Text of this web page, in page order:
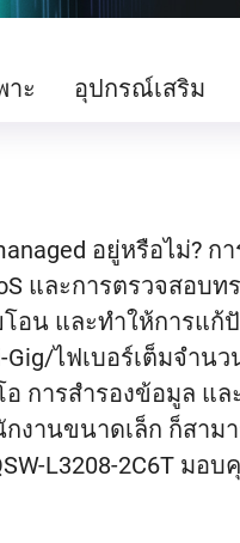
าะ อุปกรณ์เสริม
อยู่หรือไม่? ก
และการตรวจส
อน และทำให้การแก้
Gig/ไฟเบอร์เต็มจำ
การสำรองข้อมูล แ
งานขนาดเล็ก ก็สา
L3208-2C6T ม